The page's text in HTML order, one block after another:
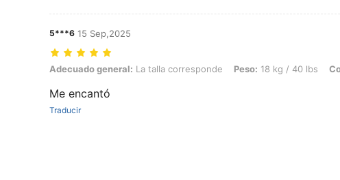
5***6 15 Sep,2025
Adecuado general: La talla corresponde, Peso: 18 kg / 40 lbs, Color: Negro,
Adecuado general: La talla corresponde Peso: 18 kg / 40 lbs
Me encantó
Traducir